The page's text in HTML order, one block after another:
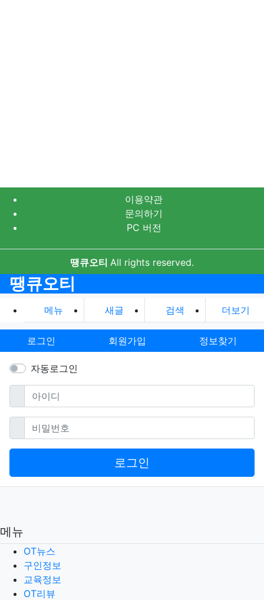
이용약관
문의하기
PC 버전
땡큐오티 All rights reserved.
땡큐오티
메뉴 새글 검색 더보기
로그인 회원가입 정보찾기
자동로그인
아이디필수
비밀번호필수
로그인
메뉴
OT뉴스
구인정보
교육정보
OT리뷰